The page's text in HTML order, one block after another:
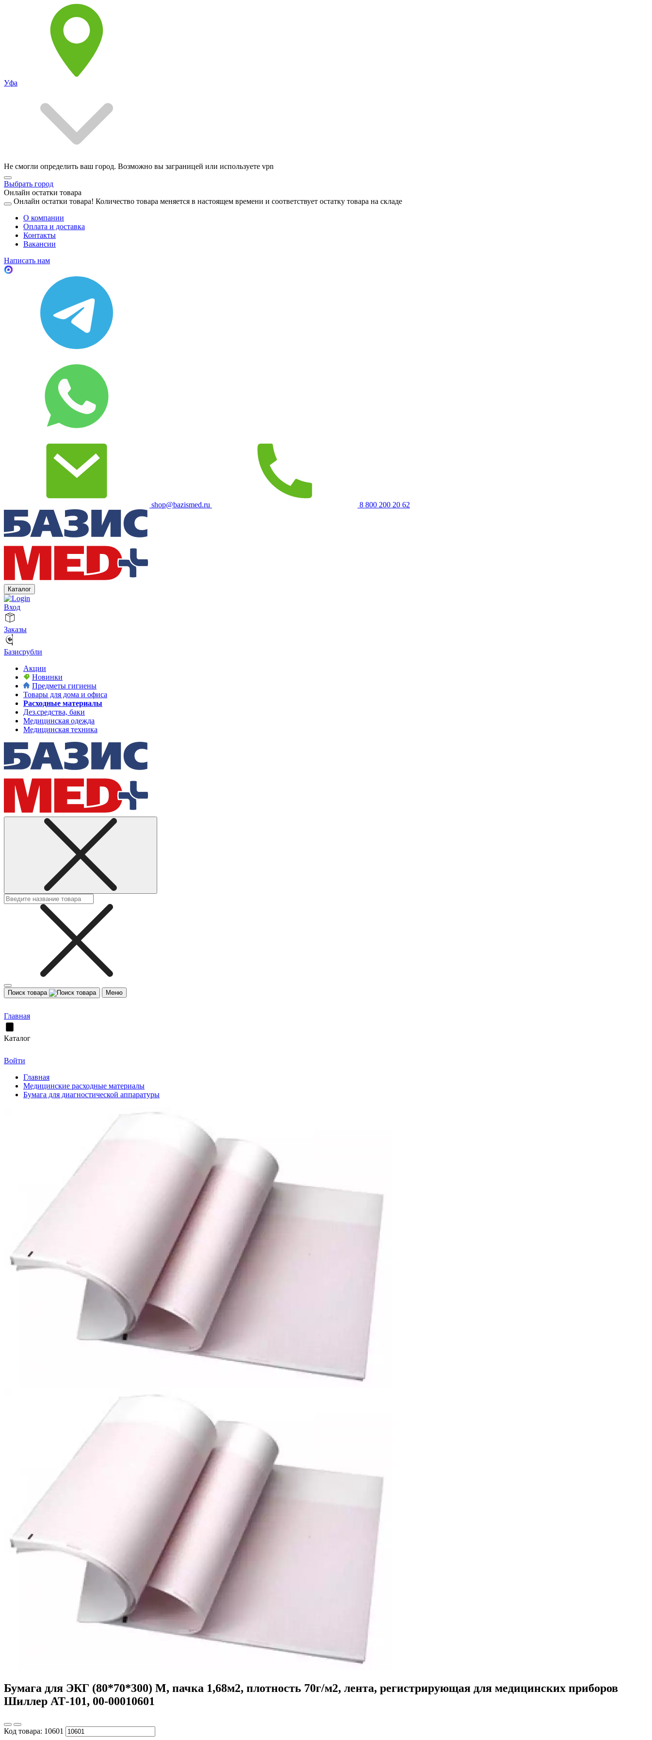
Уфа
Не смогли определить ваш город. Возможно вы заграницей или используете vpn
Выбрать город
Онлайн остатки товара
Онлайн остатки товара! Количество товара меняется в настоящем времени и соответствует остатку товара на складе
О компании
Оплата и доставка
Контакты
Вакансии
Написать нам
shop@bazismed.ru 8 800 200 20 62
Каталог
Вход
Заказы
Базисрубли
Акции
Новинки
Предметы гигиены
Товары для дома и офиса
Расходные материалы
Дез.средства, баки
Медицинская одежда
Медицинская техника
Поиск товара Меню
Главная
Каталог
Войти
Главная
Медицинские расходные материалы
Бумага для диагностической аппаратуры
Бумага для ЭКГ (80*70*300) М, пачка 1,68м2, плотность 70г/м2, лента, регистрирующая для медицинских приборов
Шиллер АТ-101, 00-00010601
Код товара: 10601